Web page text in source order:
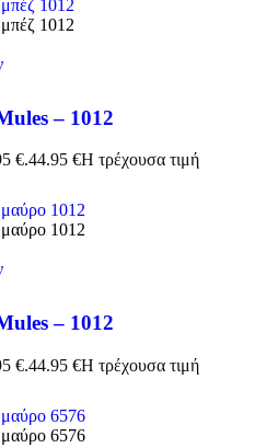
– 1012
€.44.95 €Η τρέχουσα τιμή
– 1012
€.44.95 €Η τρέχουσα τιμή